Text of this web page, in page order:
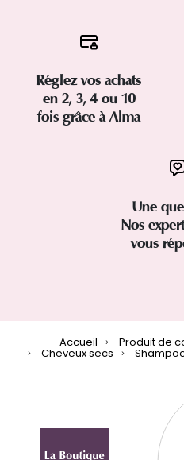
Réglez vos achats
en 2, 3, 4 ou 10
fois grâce à Alma
Une
Nos
vous
Accueil Produit de
Cheveux secs